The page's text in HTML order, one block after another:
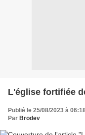
L'église fortifiée
Publié le 25/08/2023 à
Par Brodev